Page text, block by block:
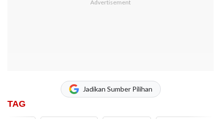
Jadikan Sumber Pilihan
TAG